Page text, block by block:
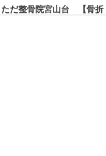
骨院宮山台 【骨折・